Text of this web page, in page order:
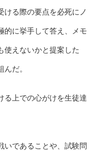
ける際の要点を必死にノ
的に挙手して答え、メモ
使えないかと提案した
だ。
る上での心がけを生徒達
いであることや、試験問